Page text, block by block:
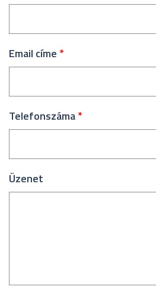
Email címe *
Telefonszáma*
Üzenet